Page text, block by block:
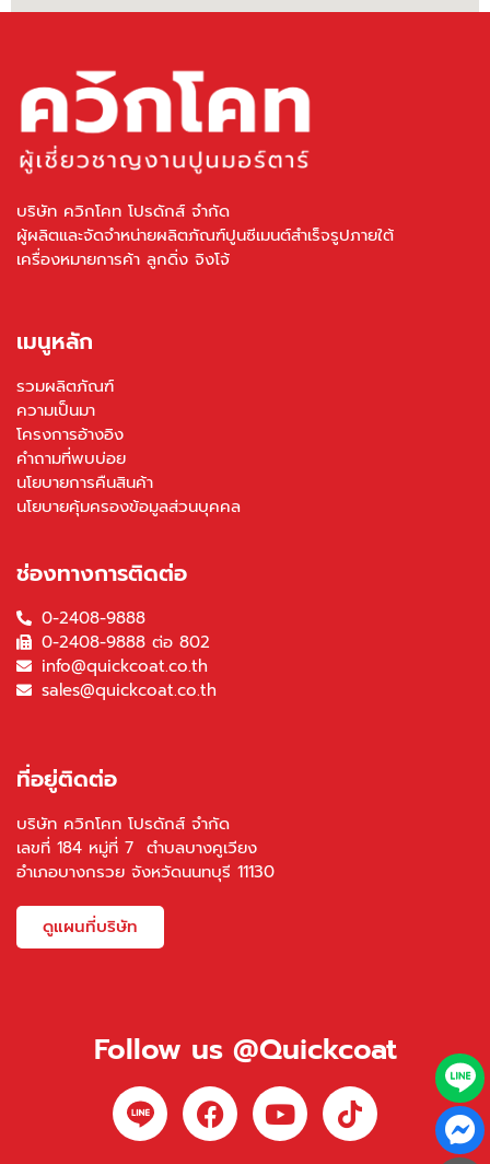
บริษัท ควิกโคท โปรดักส์ จำกัด
ผู้ผลิตและจัดจำหน่ายผลิตภัณฑ์ปูนซีเมนต์สำเร็จรูปภายใต้
เครื่องหมายการค้า ลูกดิ่ง จิงโจ้
เมนูหลัก
รวมผลิตภัณฑ์
ความเป็นมา
โครงการอ้างอิง
คำถามที่พบบ่อย
นโยบายการคืนสินค้า
นโยบายคุ้มครองข้อมูลส่วนบุคคล
ช่องทางการติดต่อ
0-2408-9888
0-2408-9888 ต่อ 802
info@quickcoat.co.th
sales@quickcoat.co.th
ที่อยู่ติดต่อ
บริษัท ควิกโคท โปรดักส์ จำกัด
เลขที่ 184 หมู่ที่ 7 ตำบลบางคูเวียง
อำเภอบางกรวย จังหวัดนนทบุรี 11130
ดูแผนที่บริษัท
Follow us @Quickcoat